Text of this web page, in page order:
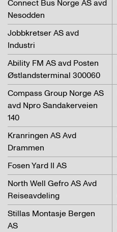
Connect Bus Norge AS avd
Nesodden
Jobbkretser AS avd
Industri
Ability FM AS avd Posten
Østlandsterminal 300060
Compass Group Norge AS
avd Npro Sandakerveien
140
Kranringen AS Avd
Drammen
Fosen Yard II AS
North Well Gefro AS Avd
Reiseavdeling
Stillas Montasje Bergen
AS